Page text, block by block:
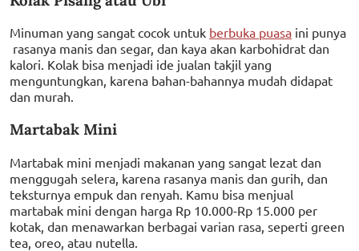
Minuman yang sangat cocok untuk berbuka puasa ini punya
rasanya manis dan segar, dan kaya akan karbohidrat dan
kalori. Kolak bisa menjadi ide jualan takjil yang
menguntungkan, karena bahan-bahannya mudah didapat
dan murah.
Martabak Mini
Martabak mini menjadi makanan yang sangat lezat dan
menggugah selera, karena rasanya manis dan gurih, dan
teksturnya empuk dan renyah. Kamu bisa menjual
martabak mini dengan harga Rp 10.000-Rp 15.000 per
kotak, dan menawarkan berbagai varian rasa, seperti green
tea, oreo, atau nutella.